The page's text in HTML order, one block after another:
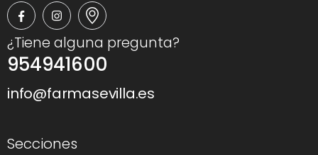
¿Tiene alguna pregunta?
954941600
info@farmasevilla.es
Secciones